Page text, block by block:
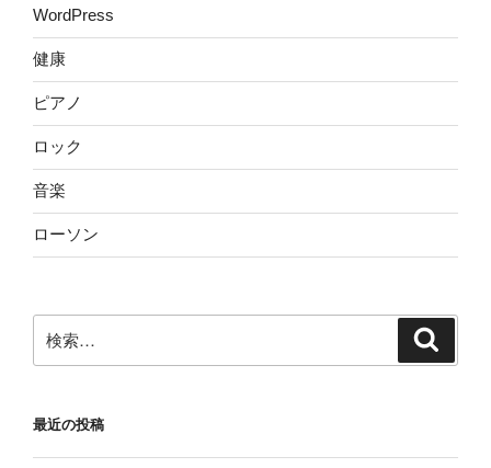
WordPress
健康
ピアノ
ロック
音楽
ローソン
索:
最近の投稿